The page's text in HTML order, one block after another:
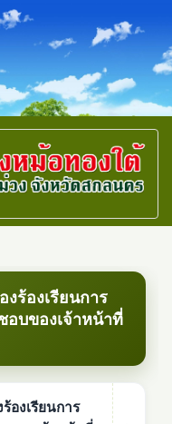
ร้องเรียนการ
บของเจ้าหน้าที่
องเรียนการ